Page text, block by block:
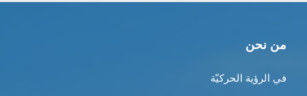
من نحن
في الرؤية الحركيّة